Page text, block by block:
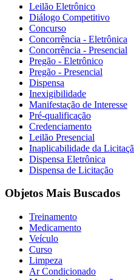
Leilão Eletrônico
Diálogo Competitivo
Concurso
Concorrência - Eletrônica
Concorrência - Presencial
Pregão - Eletrônico
Pregão - Presencial
Dispensa
Inexigibilidade
Manifestação de Interesse
Pré-qualificação
Credenciamento
Leilão Presencial
Inaplicabilidade da
Dispensa Eletrônica
Dispensa de Licitação
Objetos Mais Buscados
Treinamento
Medicamento
Veículo
Curso
Limpeza
Ar Condicionado